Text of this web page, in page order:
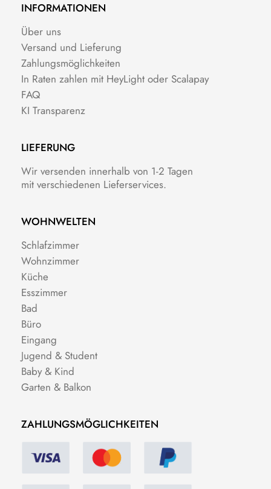
INFORMATIONEN
Über uns
Versand und Lieferung
Zahlungsmöglichkeiten
In Raten zahlen mit HeyLight oder Scalapay
FAQ
KI Transparenz
LIEFERUNG
Wir versenden innerhalb von 1-2 Tagen
mit verschiedenen Lieferservices.
WOHNWELTEN
Schlafzimmer
Wohnzimmer
Küche
Esszimmer
Bad
Büro
Eingang
Jugend & Student
Baby & Kind
Garten & Balkon
ZAHLUNGSMÖGLICHKEITEN